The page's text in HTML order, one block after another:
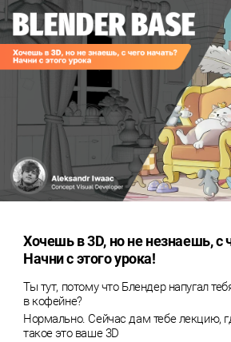
Хочешь в 3D, но не незнаешь, с
Начни с этого урока!
Ты тут, потому что Блендер напугал
в кофейне?
Нормально. Сейчас дам тебе лекцию,
такое это ваше 3D